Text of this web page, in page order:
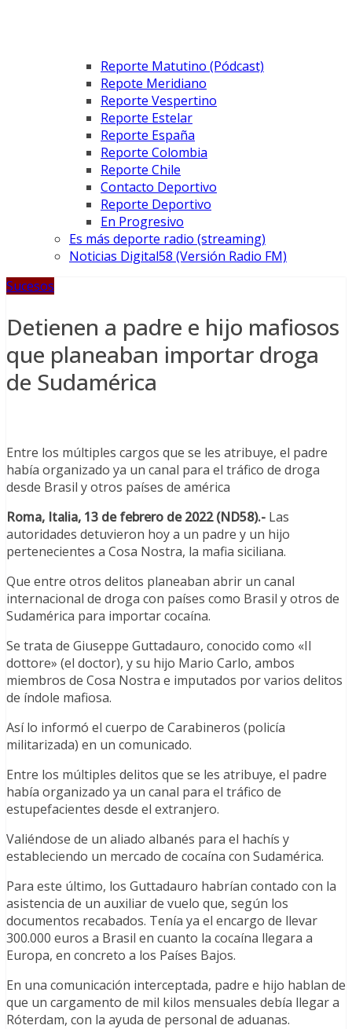
Reporte Matutino (Pódcast)
Repote Meridiano
Reporte Vespertino
Reporte Estelar
Reporte España
Reporte Colombia
Reporte Chile
Contacto Deportivo
Reporte Deportivo
En Progresivo
Es más deporte radio (streaming)
Noticias Digital58 (Versión Radio FM)
Sucesos
Detienen a padre e hijo mafiosos
que planeaban importar droga
de Sudamérica
Entre los múltiples cargos que se les atribuye, el padre
había organizado ya un canal para el tráfico de droga
desde Brasil y otros países de américa
Roma, Italia, 13 de febrero de 2022 (ND58).- Las
autoridades detuvieron hoy a un padre y un hijo
pertenecientes a Cosa Nostra, la mafia siciliana.
Que entre otros delitos planeaban abrir un canal
internacional de droga con países como Brasil y otros de
Sudamérica para importar cocaína.
Se trata de Giuseppe Guttadauro, conocido como «Il
dottore» (el doctor), y su hijo Mario Carlo, ambos
miembros de Cosa Nostra e imputados por varios delitos
de índole mafiosa.
Así lo informó el cuerpo de Carabineros (policía
militarizada) en un comunicado.
Entre los múltiples delitos que se les atribuye, el padre
había organizado ya un canal para el tráfico de
estupefacientes desde el extranjero.
Valiéndose de un aliado albanés para el hachís y
estableciendo un mercado de cocaína con Sudamérica.
Para este último, los Guttadauro habrían contado con la
asistencia de un auxiliar de vuelo que, según los
documentos recabados. Tenía ya el encargo de llevar
300.000 euros a Brasil en cuanto la cocaína llegara a
Europa, en concreto a los Países Bajos.
En una comunicación interceptada, padre e hijo hablan de
que un cargamento de mil kilos mensuales debía llegar a
Róterdam, con la ayuda de personal de aduanas.